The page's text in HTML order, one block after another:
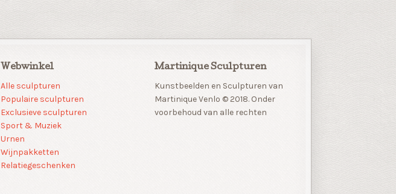
Webwinkel
Alle sculpturen
Populaire sculpturen
Exclusieve sculpturen
Sport & Muziek
Urnen
Wijnpakketten
Relatiegeschenken
Martinique Sculpturen
Kunstbeelden en Sculpturen van
Martinique Venlo © 2018. Onder
voorbehoud van alle rechten